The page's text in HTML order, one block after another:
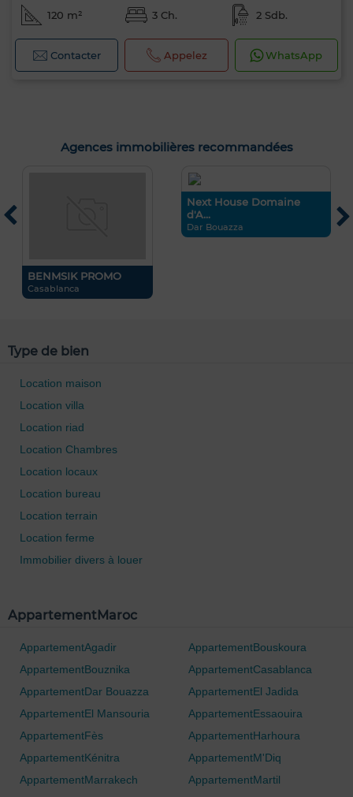
120 m² 3 Ch. 2 Sdb.
Contacter Appelez WhatsApp
Agences immobilières recommandées
BENMSIK PROMO
Casablanca
Next House Domaine
d'A...
Dar Bouazza
Type de bien
Location maison
Location villa
Location riad
Location Chambres
Location locaux
Location bureau
Location terrain
Location ferme
Immobilier divers à louer
AppartementMaroc
AppartementAgadir
AppartementBouskoura
AppartementBouznika
AppartementCasablanca
AppartementDar Bouazza
AppartementEl Jadida
AppartementEl Mansouria
AppartementEssaouira
AppartementFès
AppartementHarhoura
AppartementKénitra
AppartementM'Diq
AppartementMarrakech
AppartementMartil